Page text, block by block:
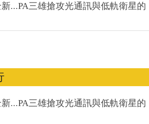
...PA三雄搶攻光通訊與低軌衛星的
...PA三雄搶攻光通訊與低軌衛星的